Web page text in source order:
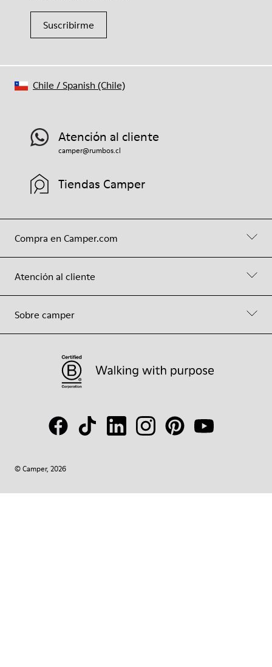
Suscribirme
Compra en Camper.com
Atención al cliente
Sobre camper
Atención al cliente
camper@rumbos.cl
Tiendas Camper
© Camper, 2026
Chile /Spanish (Chile)